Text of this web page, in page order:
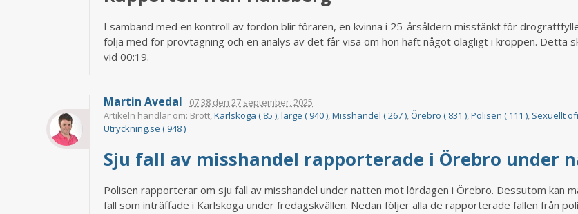
I samband med en kontroll av fordon blir föraren, en kvinna i 25-årsåldern misstänkt för
följa med för provtagning och en analys av det får visa om hon haft något olagligt i kroppen. Detta
vid 00:19.
Martin Avedal 07:38 den 27 september, 2025
Artikeln handlar om: Brott,Karlskoga ( 85 ),large ( 940 ),Misshandel ( 267 ),Örebro ( 831 ),Polisen ( 111 ), Sexuellt
Utryckning.se ( 948 )
Sju fall av misshandel rapporterade i Örebro under
Polisen rapporterar om sju fall av misshandel under natten mot lördagen i Örebro. Dessutom kan
fall som inträffade i Karlskoga under fredagskvällen. Nedan följer alla de rapporterade fallen från